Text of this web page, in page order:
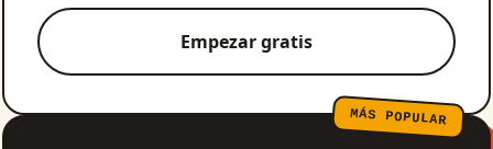
Empezar gratis
MÁS POPULAR